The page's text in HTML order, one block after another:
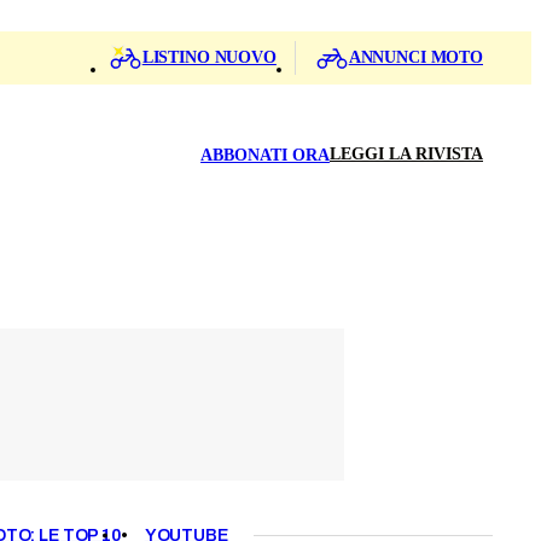
LISTINO NUOVO ANNUNCI MOTO
ABBONATI ORALEGGI LA RIVISTA
LE TOP 10 YOUTUBE